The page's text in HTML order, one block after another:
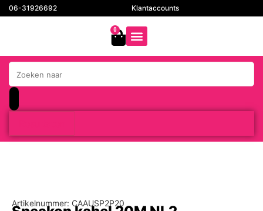
06-31926692 Klantaccounts
0
Artikelnummer: CAAUSP2P20